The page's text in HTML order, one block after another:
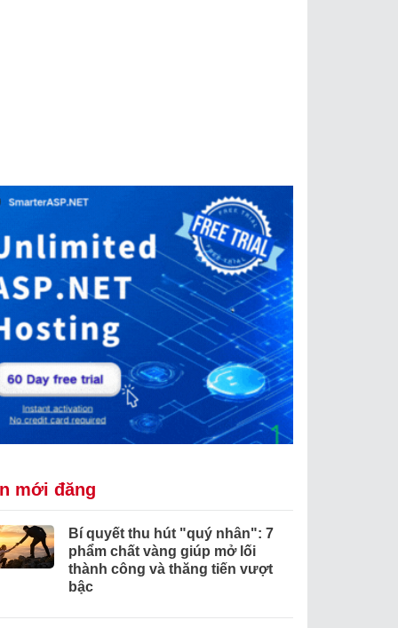
mới đăng
Bí quyết thu hút "quý nhân": 7
phẩm chất vàng giúp mở lối
thành công và thăng tiến vượt
bậc